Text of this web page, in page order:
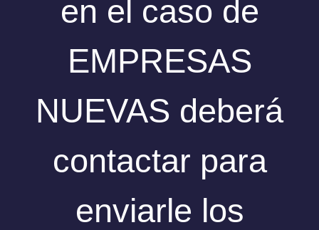
en el caso de
EMPRESAS
NUEVAS deberá
contactar para
enviarle los